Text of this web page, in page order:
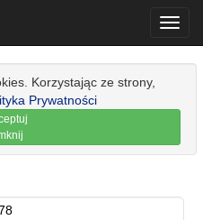
Korzystając ze strony,
Prywatności